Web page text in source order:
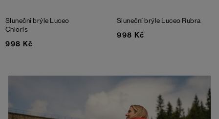
Sluneční brýle Luceo
Chloris
998 Kč
Sluneční brýle Luceo Rubra
998 Kč